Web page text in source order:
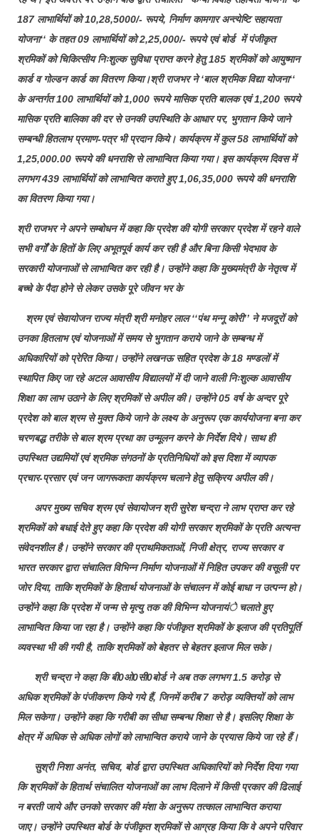
187 लाभार्थियों को 10,28,5000/- रूपये, निर्माण कामगार अन्त्येष्टि सहायता
योजना‘‘ के तहत 09 लाभार्थियों को 2,25,000/- रूपये एवं बोर्ड में पंजीकृत
श्रमिकों को चिकित्सीय निःशुल्क सुविधा प्राप्त करने हेतु 185 श्रमिकों को आयुष्मान
कार्ड व गोल्डन कार्ड का वितरण किया।श्री राजभर ने ‘बाल श्रमिक विद्या योजना‘‘
के अन्तर्गत 100 लाभार्थियों को 1,000 रूपये मासिक प्रति बालक एवं 1,200 रूपये
मासिक प्रति बालिका की दर से उनकी उपस्थिति के आधार पर, भुगतान किये जाने
सम्बन्धी हितलाभ प्रमाण-पत्र भी प्रदान किये। कार्यक्रम में कुल 58 लाभार्थियों को
1,25,000.00 रूपये की धनराशि से लाभान्वित किया गया। इस कार्यक्रम दिवस में
लगभग 439 लाभार्थियों को लाभान्वित कराते हुए 1,06,35,000 रूपये की धनराशि
का वितरण किया गया।
श्री राजभर ने अपने सम्बोधन में कहा कि प्रदेश की योगी सरकार प्रदेश में रहने वाले
सभी वर्गों के हितों के लिए अभूतपूर्व कार्य कर रही है और बिना किसी भेदभाव के
सरकारी योजनाओं से लाभान्वित कर रही है। उन्होंने कहा कि मुख्यमंत्री के नेतृत्व में
बच्चे के पैदा होने से लेकर उसके पूरे जीवन भर के
श्रम एवं सेवायोजन राज्य मंत्री श्री मनोहर लाल ‘‘पंथ मन्नू कोरी’’ ने मजदूरों को
उनका हितलाभ एवं योजनाओं में समय से भुगतान कराये जाने के सम्बन्ध में
अधिकारियों को प्रेरित किया। उन्होंने लखनऊ सहित प्रदेश के 18 मण्डलों में
स्थापित किए जा रहे अटल आवासीय विद्यालयों में दी जाने वाली निःशुल्क आवासीय
शिक्षा का लाभ उठाने के लिए श्रमिकों से अपील की। उन्होंने 05 वर्ष के अन्दर पूरे
प्रदेश को बाल श्रम से मुक्त किये जाने के लक्ष्य के अनुरूप एक कार्ययोजना बना कर
चरणबद्ध तरीके से बाल श्रम प्रथा का उन्मूलन करने के निर्देश दिये। साथ ही
उपस्थित उद्यमियों एवं श्रमिक संगठनों के प्रतिनिधियों को इस दिशा में व्यापक
प्रचार-प्रसार एवं जन जागरूकता कार्यक्रम चलाने हेतु सक्रिय अपील की।
अपर मुख्य सचिव श्रम एवं सेवायोजन श्री सुरेश चन्द्रा ने लाभ प्राप्त कर रहे
श्रमिकों को बधाई देते हुए कहा कि प्रदेश की योगी सरकार श्रमिकों के प्रति अत्यन्त
संवेदनशील है। उन्होंने सरकार की प्राथमिकताओं, निजी क्षेत्र, राज्य सरकार व
भारत सरकार द्वारा संचालित विभिन्न निर्माण योजनाओं में निहित उपकर की वसूली पर
जोर दिया, ताकि श्रमिकों के हितार्थ योजनाओं के संचालन में कोई बाधा न उत्पन्न हो।
उन्होंने कहा कि प्रदेश में जन्म से मृत्यु तक की विभिन्न योजनायंे चलाते हुए
लाभान्वित किया जा रहा है। उन्होंने कहा कि पंजीकृत श्रमिकों के इलाज की प्रतिपूर्ति
व्यवस्था भी की गयी है, ताकि श्रमिकों को बेहतर से बेहतर इलाज मिल सके।
श्री चन्द्रा ने कहा कि बी0ओ0सी0बोर्ड ने अब तक लगभग 1.5 करोड़ से
अधिक श्रमिकों के पंजीकरण किये गये हैं, जिनमें करीब 7 करोड़ व्यक्तियों को लाभ
मिल सकेगा। उन्होंने कहा कि गरीबी का सीधा सम्बन्ध शिक्षा से है। इसलिए शिक्षा के
क्षेत्र में अधिक से अधिक लोगों को लाभान्वित कराये जाने के प्रयास किये जा रहे हैं।
सुश्री निशा अनंत, सचिव, बोर्ड द्वारा उपस्थित अधिकारियों को निर्देश दिया गया
कि श्रमिकों के हितार्थ संचालित योजनाओं का लाभ दिलाने में किसी प्रकार की ढिलाई
न बरती जाये और उनको सरकार की मंशा के अनुरूप तत्काल लाभान्वित कराया
जाए। उन्होंने उपस्थित बोर्ड के पंजीकृत श्रमिकों से आग्रह किया कि वे अपने परिवार